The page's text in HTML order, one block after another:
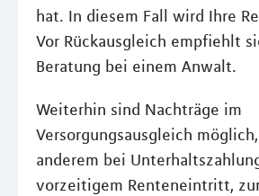
hat. In diesem Fall wird Ihre
Vor Rückausgleich empfiehlt
Beratung bei einem Anwalt.
Weiterhin sind Nachträge im
Versorgungsausgleich
anderem bei
vorzeitigem Renteneintritt,